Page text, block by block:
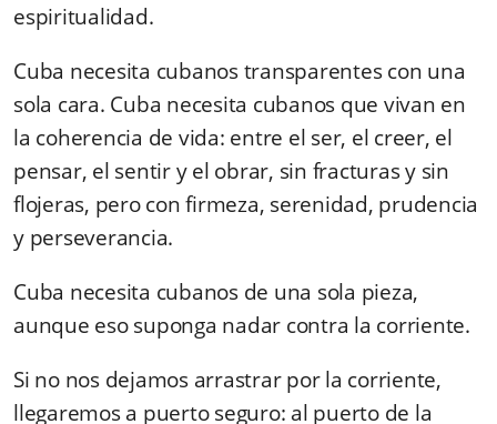
espiritualidad.
Cuba necesita cubanos transparentes con una
sola cara. Cuba necesita cubanos que vivan en
la coherencia de vida: entre el ser, el creer, el
pensar, el sentir y el obrar, sin fracturas y sin
flojeras, pero con firmeza, serenidad, prudencia
y perseverancia.
Cuba necesita cubanos de una sola pieza,
aunque eso suponga nadar contra la corriente.
Si no nos dejamos arrastrar por la corriente,
llegaremos a puerto seguro: al puerto de la